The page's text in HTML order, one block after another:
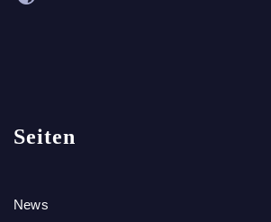
Seiten
News